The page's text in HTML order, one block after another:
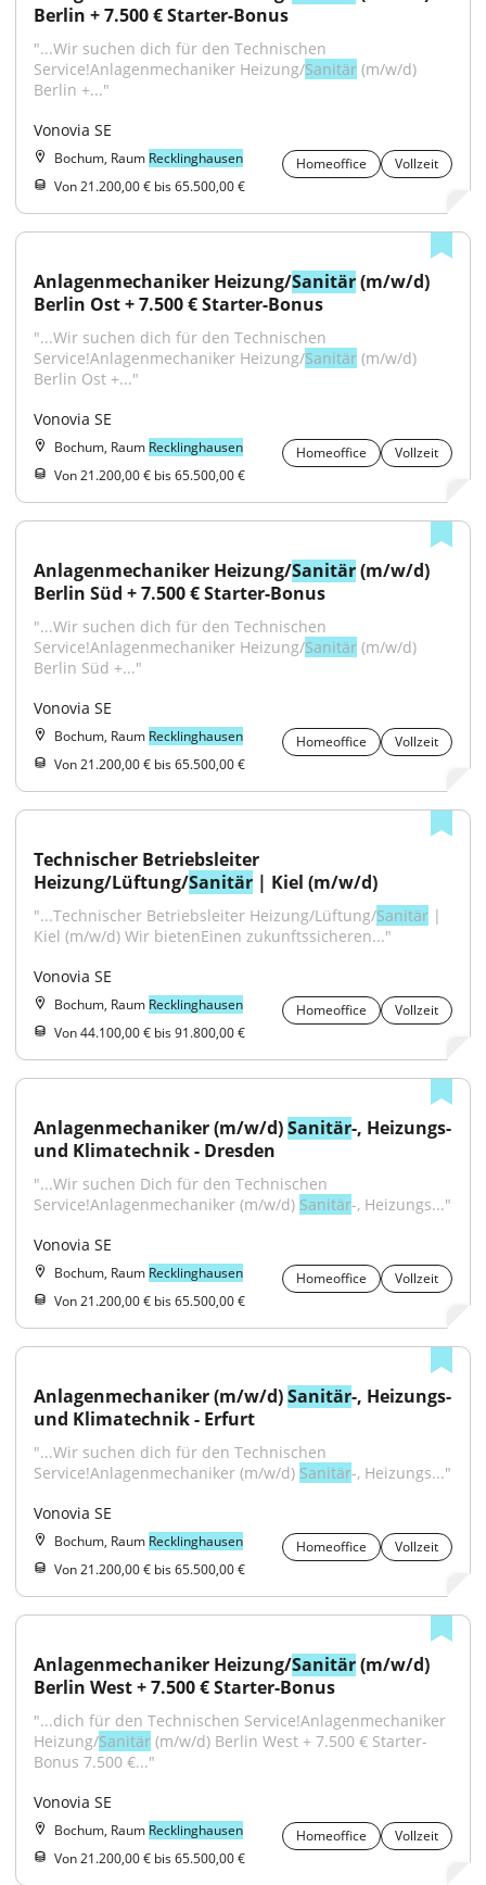
Berlin + 7.500 € Starter-Bonus
"...Wir suchen dich für den Technischen
Service!Anlagenmechaniker Heizung/Sanitär (m/w/d)
Berlin +..."
Vonovia SE
Bochum, Raum Recklinghausen Homeoffice
Vollzeit
Von 21.200,00 € bis 65.500,00 €
Anlagenmechaniker Heizung/Sanitär (m/w/d)
Berlin Ost + 7.500 € Starter-Bonus
"...Wir suchen dich für den Technischen
Service!Anlagenmechaniker Heizung/Sanitär (m/w/d)
Berlin Ost +..."
Vonovia SE
Bochum, Raum Recklinghausen Homeoffice
Vollzeit
Von 21.200,00 € bis 65.500,00 €
Anlagenmechaniker Heizung/Sanitär (m/w/d)
Berlin Süd + 7.500 € Starter-Bonus
"...Wir suchen dich für den Technischen
Service!Anlagenmechaniker Heizung/Sanitär (m/w/d)
Berlin Süd +..."
Vonovia SE
Bochum, Raum Recklinghausen Homeoffice
Vollzeit
Von 21.200,00 € bis 65.500,00 €
Technischer Betriebsleiter
Heizung/Lüftung/Sanitär | Kiel (m/w/d)
"...Technischer Betriebsleiter Heizung/Lüftung/Sanitär |
Kiel (m/w/d) Wir bietenEinen zukunftssicheren..."
Vonovia SE
Bochum, Raum Recklinghausen Homeoffice
Vollzeit
Von 44.100,00 € bis 91.800,00 €
Anlagenmechaniker (m/w/d) Sanitär-, Heizungs-
und Klimatechnik - Dresden
"...Wir suchen Dich für den Technischen
Service!Anlagenmechaniker (m/w/d) Sanitär-, Heizungs..."
Vonovia SE
Bochum, Raum Recklinghausen Homeoffice
Vollzeit
Von 21.200,00 € bis 65.500,00 €
Anlagenmechaniker (m/w/d) Sanitär-, Heizungs-
und Klimatechnik - Erfurt
"...Wir suchen dich für den Technischen
Service!Anlagenmechaniker (m/w/d) Sanitär-, Heizungs..."
Vonovia SE
Bochum, Raum Recklinghausen Homeoffice
Vollzeit
Von 21.200,00 € bis 65.500,00 €
Anlagenmechaniker Heizung/Sanitär (m/w/d)
Berlin West + 7.500 € Starter-Bonus
"...dich für den Technischen Service!Anlagenmechaniker
Heizung/Sanitär (m/w/d) Berlin West + 7.500 € Starter-
Bonus 7.500 €..."
Vonovia SE
Bochum, Raum Recklinghausen Homeoffice
Vollzeit
Von 21.200,00 € bis 65.500,00 €